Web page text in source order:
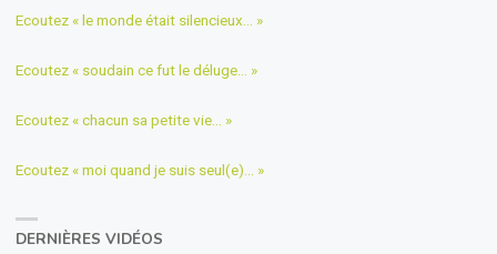
Ecoutez « le monde était silencieux… »
Ecoutez « soudain ce fut le déluge… »
Ecoutez « chacun sa petite vie… »
Ecoutez « moi quand je suis seul(e)… »
DERNIÈRES VIDÉOS